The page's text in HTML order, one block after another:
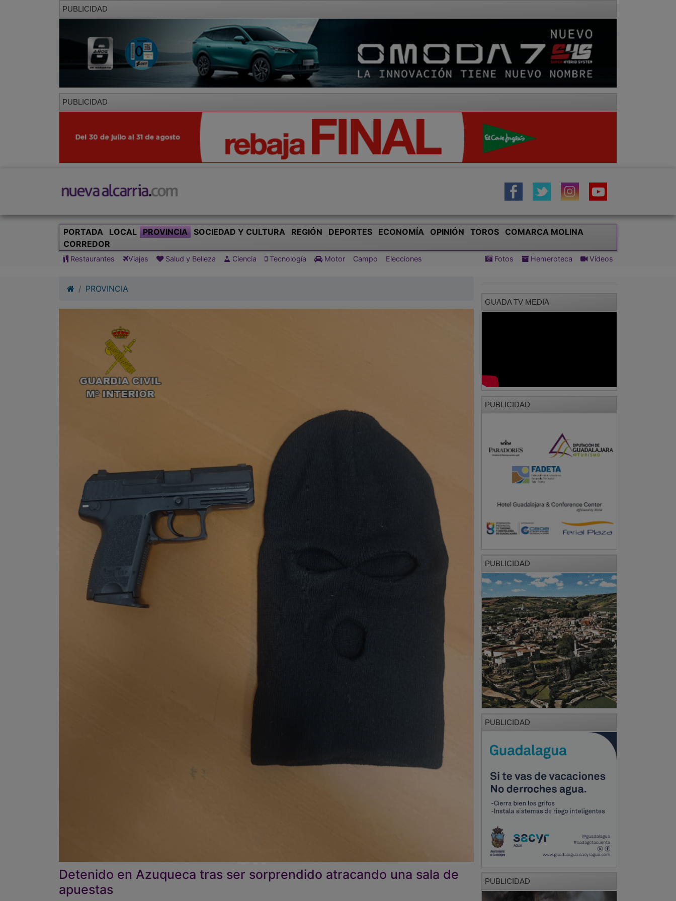
PUBLICIDAD
PUBLICIDAD
PORTADA LOCAL PROVINCIA SOCIEDAD Y CULTURA REGIÓN DEPORTES ECONOMÍA OPINIÓN TOROS
COMARCA MOLINA
CORREDOR
Restaurantes Viajes Salud y Belleza Ciencia Tecnología Motor Campo Elecciones Fotos Hemeroteca Vídeos
PROVINCIA
Detenido en Azuqueca tras ser sorprendido atracando una sala de
apuestas
GUADA TV MEDIA
PUBLICIDAD
PUBLICIDAD
PUBLICIDAD
PUBLICIDAD